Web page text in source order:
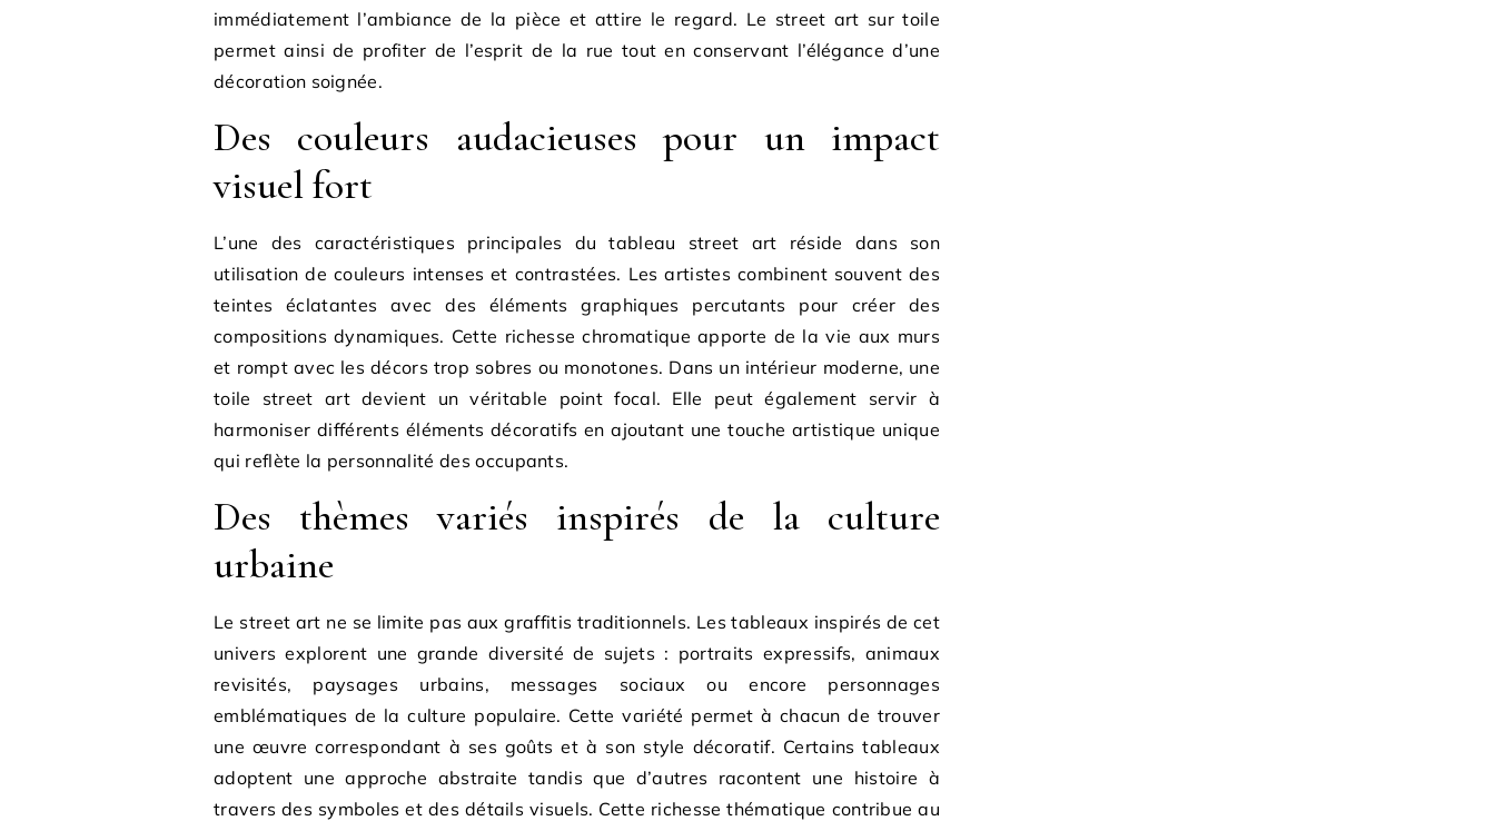
immédiatement l’ambiance de la pièce et attire le regard. Le street art sur toile
permet ainsi de profiter de l’esprit de la rue tout en conservant l’élégance d’une
décoration soignée.
Des couleurs audacieuses pour un impact
visuel fort
L’une des caractéristiques principales du tableau street art réside dans son
utilisation de couleurs intenses et contrastées. Les artistes combinent souvent des
teintes éclatantes avec des éléments graphiques percutants pour créer des
compositions dynamiques. Cette richesse chromatique apporte de la vie aux murs
et rompt avec les décors trop sobres ou monotones. Dans un intérieur moderne, une
toile street art devient un véritable point focal. Elle peut également servir à
harmoniser différents éléments décoratifs en ajoutant une touche artistique unique
qui reflète la personnalité des occupants.
Des thèmes variés inspirés de la culture
urbaine
Le street art ne se limite pas aux graffitis traditionnels. Les tableaux inspirés de cet
univers explorent une grande diversité de sujets : portraits expressifs, animaux
revisités, paysages urbains, messages sociaux ou encore personnages
emblématiques de la culture populaire. Cette variété permet à chacun de trouver
une œuvre correspondant à ses goûts et à son style décoratif. Certains tableaux
adoptent une approche abstraite tandis que d’autres racontent une histoire à
travers des symboles et des détails visuels. Cette richesse thématique contribue au